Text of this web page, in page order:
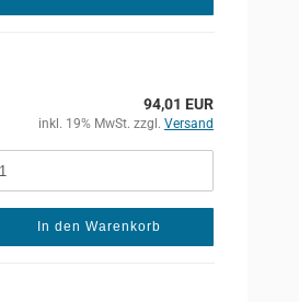
94,01 EUR
inkl. 19% MwSt. zzgl. Versand
In den Warenkorb